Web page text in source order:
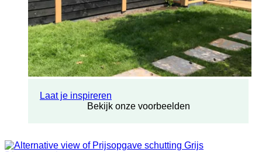
Laat je inspireren
Bekijk onze voorbeelden